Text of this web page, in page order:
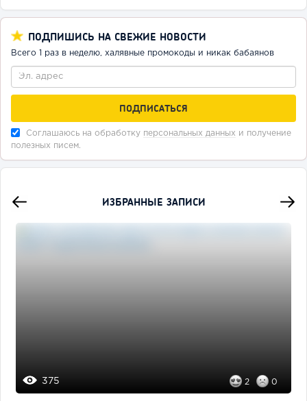
ПОДПИШИСЬ НА СВЕЖИЕ НОВОСТИ
Всего 1 раз в неделю, халявные промокоды и никак бабаянов
Соглашаюсь на обработку персональных данных и получение
полезных писем.
ИЗБРАННЫЕ ЗАПИСИ
375 2 0